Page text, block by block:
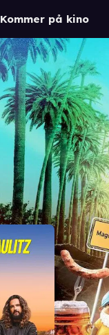
Kommer på kino